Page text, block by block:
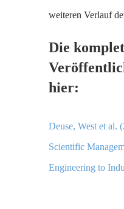
weiteren Verlauf
Die
hier:
Deuse, West et al.
Scientific
Engineering to